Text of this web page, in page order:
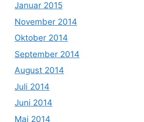
Januar 2015
November 2014
Oktober 2014
September 2014
August 2014
Juli 2014
Juni 2014
Mai 2014